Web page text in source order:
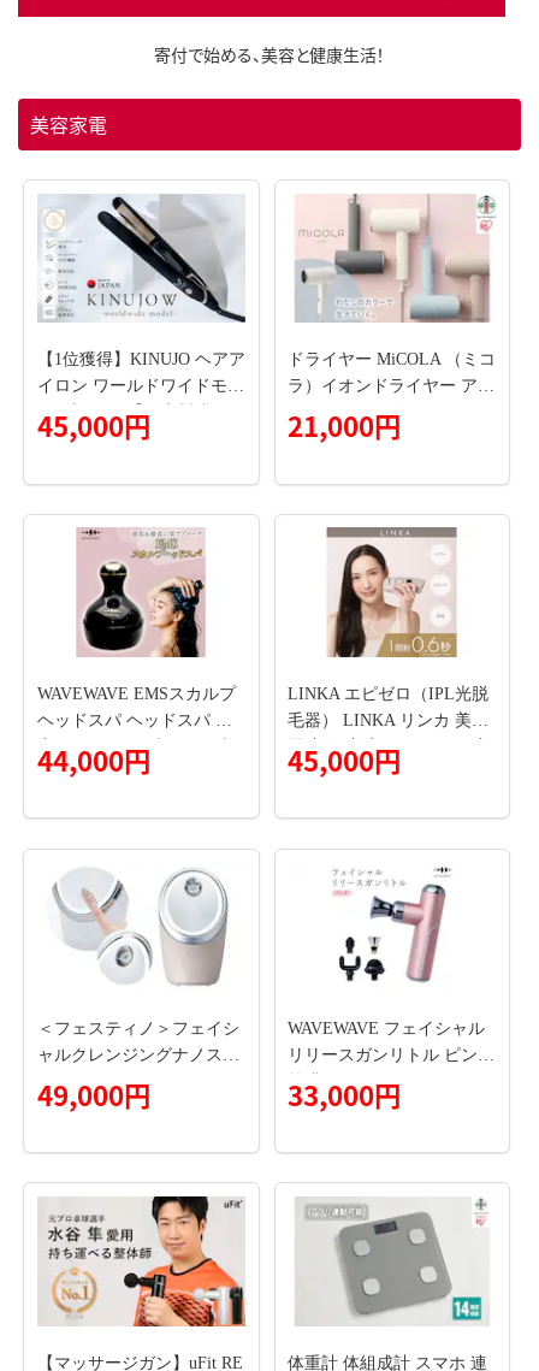
寄付で始める、美容と健康生活！
美容家電
【1位獲得】KINUJO ヘアア
イロン ワールドワイドモデ
ル ブラック【国内製造 絹
女 日本製 取扱説明書付き 1
ゼント 新生活 一人暮ら
し】 IBS0004
45,000円
ドライヤー MiCOLA （ミコ
ラ）イオンドライヤー アイ
リスオーヤマ 軽量 マイナ
スイオン 大風量 ヘアケア
電 美容家電 電化製品 3モー
ド コンパクト HDR-M20１-
W オフホワイト
21,000円
WAVEWAVE EMSスカルプ
ヘッドスパ ヘッドスパ 自
宅 ヘッドスパブラシ 頭皮
ブラシ 頭皮ケア 電動 誕生
44,000円
LINKA エピゼロ（IPL光脱
毛器） LINKA リンカ 美顔
器 美白 美容 スキンケア 美
容家電 エステ 脱毛器 脱毛
45,000円
＜フェスティノ＞フェイシ
ャルクレンジングナノスチ
ーマー サンドベージュ S
MHB-033-SB 【223010】
49,000円
WAVEWAVE フェイシャル
リリースガンリトル ピンク
筋膜リリースガン ハンディ
ガン 美容 実用的 エステ マ
リスマス ギフト 母の日 父
の日 敬老の日 [AG156-NT]
33,000円
【マッサージガン】uFit RE
体重計 体組成計 スマホ 連